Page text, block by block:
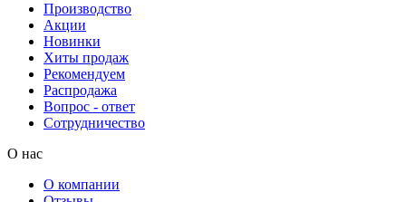
Производство
Акции
Новинки
Хиты продаж
Рекомендуем
Распродажа
Вопрос - ответ
Сотрудничество
О нас
О компании